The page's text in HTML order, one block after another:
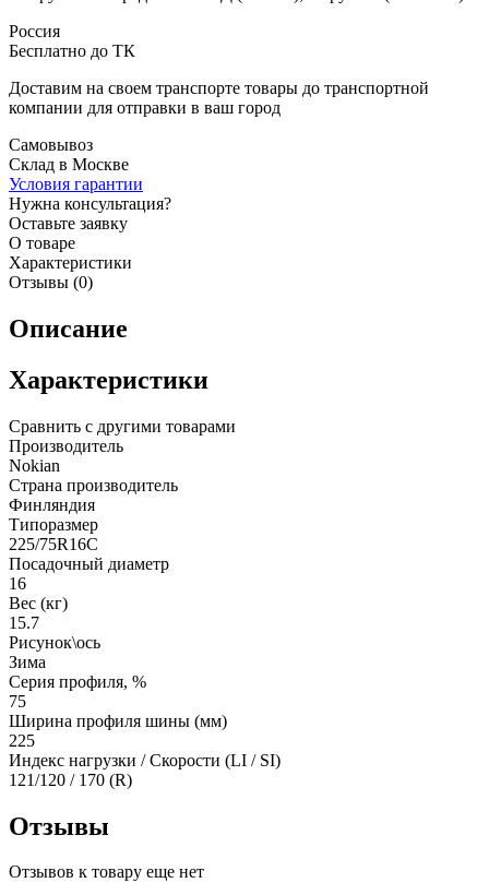
Россия
Бесплатно до ТК
Доставим на своем транспорте товары до транспортной
компании для отправки в ваш город
Самовывоз
Склад в Москве
Условия гарантии
Нужна консультация?
Оставьте заявку
О товаре
Характеристики
Отзывы (0)
Описание
Характеристики
Сравнить с другими товарами
Производитель
Nokian
Страна производитель
Финляндия
Типоразмер
225/75R16C
Посадочный диаметр
16
Вес (кг)
15.7
Рисунок\ось
Зима
Серия профиля, %
75
Ширина профиля шины (мм)
225
Индекс нагрузки / Скорости (LI / SI)
121/120 / 170 (R)
Отзывы
Отзывов к товару еще нет